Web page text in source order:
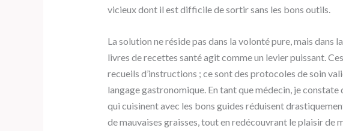
vicieux dont il est difficile de sortir sans les bons outils.
La solution ne réside pas dans la volonté pure, mais dans
livres de recettes santé agit comme un levier puissant.
recueils d’instructions ; ce sont des protocoles de soin
langage gastronomique. En tant que médecin, je
qui cuisinent avec les bons guides réduisent
de mauvaises graisses, tout en redécouvrant le plaisir de